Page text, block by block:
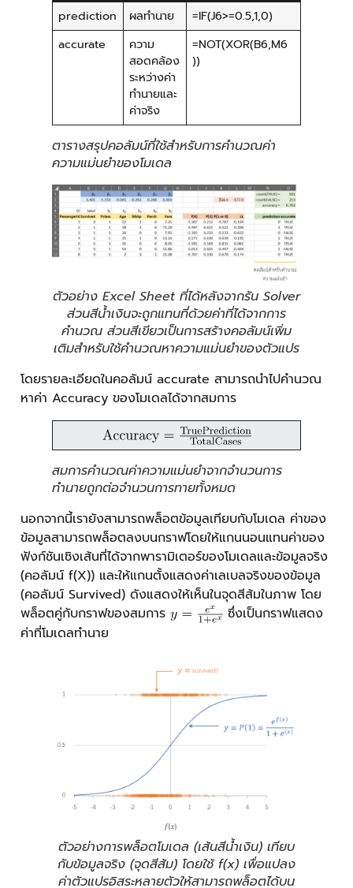
prediction
ผลทำนาย
=IF(J6>=0.5,1,0)
accurate
ความ
สอดคล้อง
ระหว่างค่า
ทำนายและ
ค่าจริง
=NOT(XOR(B6,M6
))
ตารางสรุปคอลัมน์ที่ใช้สำหรับการคำนวณค่า
ความแม่นยำของโมเดล
ตัวอย่าง Excel Sheet ที่ได้หลังจากรัน Solver
ส่วนสีน้ำเงินจะถูกแทนที่ด้วยค่าที่ได้จากการ
คำนวณ ส่วนสีเขียวเป็นการสร้างคอลัมน์เพิ่ม
เติมสำหรับใช้คำนวณหาความแม่นยำของตัวแปร
โดยรายละเอียดในคอลัมน์ accurate สามารถนำไปคำนวณ
หาค่า Accuracy ของโมเดลได้จากสมการ
สมการคำนวณค่าความแม่นยำจากจำนวนการ
ทำนายถูกต่อจำนวนการทายทั้งหมด
นอกจากนี้เรายังสามารถพล็อตข้อมูลเทียบกับโมเดล ค่าของ
ข้อมูลสามารถพล็อตลงบนกราฟโดยให้แกนนอนแทนค่าของ
ฟังก์ชันเชิงเส้นที่ได้จากพารามิเตอร์ของโมเดลและข้อมูลจริง
(คอลัมน์ f(X)) และให้แกนตั้งแสดงค่าเลเบลจริงของข้อมูล
(คอลัมน์ Survived) ดังแสดงให้เห็นในจุดสีส้มในภาพ โดย
พล็อตคู่กับกราฟของสมการ
ซึ่งเป็นกราฟแสดง
ค่าที่โมเดลทำนาย
ตัวอย่างการพล็อตโมเดล (เส้นสีน้ำเงิน) เทียบ
กับข้อมูลจริง (จุดสีส้ม) โดยใช้ f(x) เพื่อแปลง
ค่าตัวแปรอิสระหลายตัวให้สามารถพล็อตได้บน